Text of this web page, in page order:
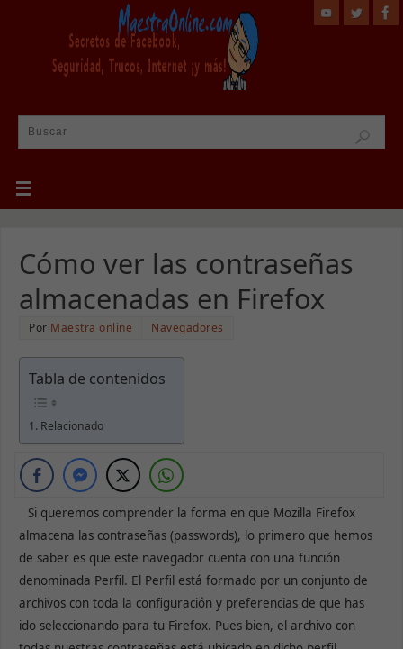
Cómo ver las contraseñas
almacenadas en Firefox
Por Maestra online Navegadores
Tabla de contenidos
Relacionado
Si queremos comprender la forma en que Mozilla Firefox
almacena las contraseñas (passwords), lo primero que hemos
de saber es que este navegador cuenta con una función
denominada Perfil. El Perfil está formado por un conjunto de
archivos con toda la configuración y preferencias de que has
ido seleccionando para tu Firefox. Pues bien, el archivo con